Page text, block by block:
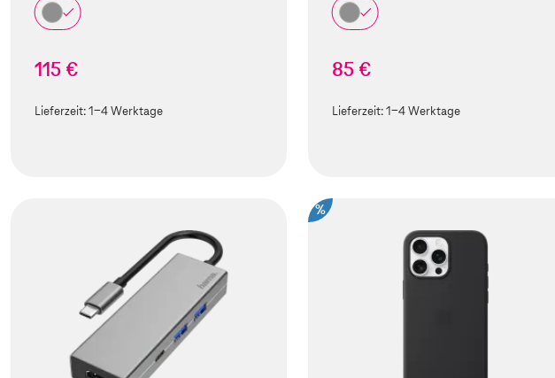
115 €
Lieferzeit:1-4 Werktage
85 €
Lieferzeit:1-4 Werktage
%